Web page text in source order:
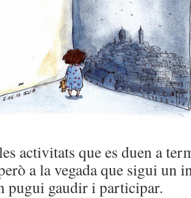
activitats que es duen a
a la vegada que sigui un
pugui gaudir i participar.